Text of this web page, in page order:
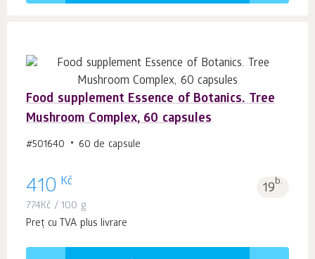
Food supplement Essence of Botanics. Tree
Mushroom Complex, 60 capsules
#501640 60 de capsule
410 Kč 19b.
774Kč / 100 g
Preț cu TVA plus livrare